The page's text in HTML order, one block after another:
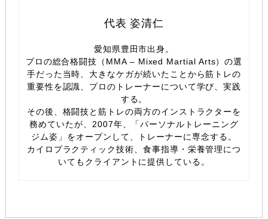
代表 姿清仁
愛知県豊田市出身。
プロの総合格闘技（MMA – Mixed Martial Arts）の選
手だった当時、大きなケガが続いたことから筋トレの
重要性を認識、プロのトレーナーについて学び、実践
する。
その後、格闘技と筋トレの両方のインストラクターを
務めていたが、2007年、「パーソナルトレーニング
ジム姿」をオープンして、トレーナーに専念する。
カイロプラクティック技術、食事指導・栄養管理につ
いてもクライアントに提供している。